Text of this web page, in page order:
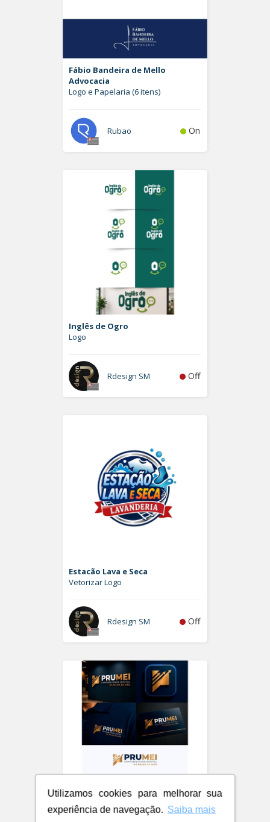
Utilizamos cookies para melhorar sua
experiência de navegação. Saiba mais
Fábio Bandeira de Mello
Advocacia
Logo e Papelaria (6 itens)
Rubao On
Inglês de Ogro
Logo
Rdesign SM Off
Estacão Lava e Seca
Vetorizar Logo
Rdesign SM Off
PRUMEI - Contabilidade Digital